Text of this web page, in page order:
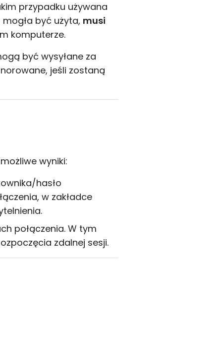
przypadku używana
być użyta, musi
komputerze.
być wysyłane za
jeśli zostaną
wyniki:
hasło
w zakładce
połączenia. W tym
zdalnej sesji.